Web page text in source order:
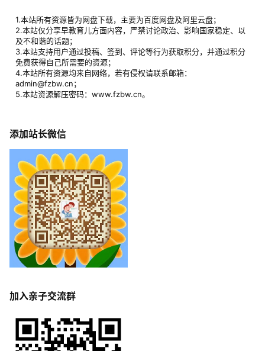
1.本站所有资源皆为网盘下载，主要为百度网盘及阿里云盘；
2.本站仅分享早教育儿方面内容，严禁讨论政治、影响国家稳定、以
及不和谐的话题；
3.本站支持用户通过投稿、签到、评论等行为获取积分，并通过积分
免费获得自己所需要的资源；
4.本站所有资源均来自网络，若有侵权请联系邮箱：
admin@fzbw.cn；
5.本站资源解压密码：www.fzbw.cn。
添加站长微信
加入亲子交流群